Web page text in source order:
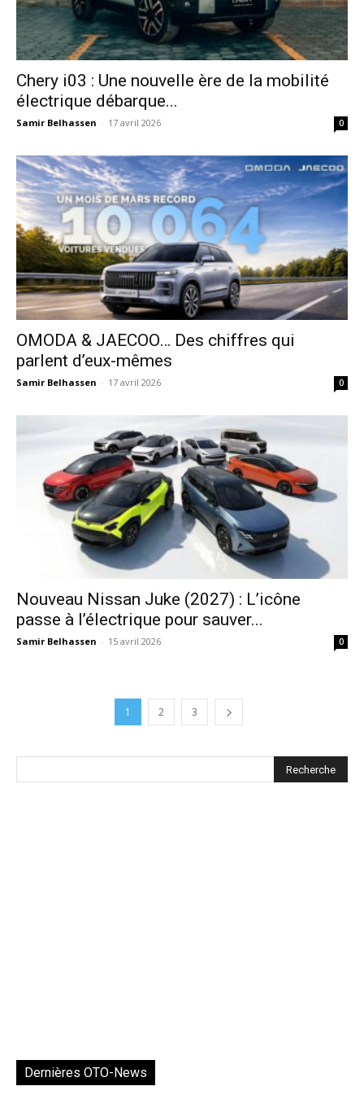
Chery i03 : Une nouvelle ère de la mobilité
électrique débarque...
Samir Belhassen - 17 avril 2026 0
OMODA & JAECOO… Des chiffres qui
parlent d’eux-mêmes
Samir Belhassen - 17 avril 2026 0
Nouveau Nissan Juke (2027) : L’icône
passe à l’électrique pour sauver...
Samir Belhassen - 15 avril 2026 0
1 2 3
Dernières OTO-News